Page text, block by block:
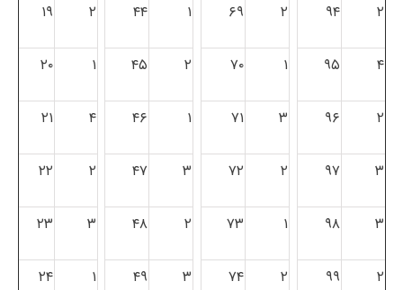
۲ ۹۴ ۲ ۶۹ ۱ ۴۴ ۲ ۱۹
۴ ۹۵ ۱ ۷۰ ۲ ۴۵ ۱ ۲۰
۲ ۹۶ ۳ ۷۱ ۱ ۴۶ ۴ ۲۱
۳ ۹۷ ۲ ۷۲ ۳ ۴۷ ۲ ۲۲
۳ ۹۸ ۱ ۷۳ ۲ ۴۸ ۳ ۲۳
۲ ۹۹ ۲ ۷۴ ۳ ۴۹ ۱ ۲۴